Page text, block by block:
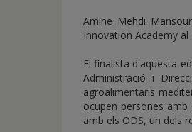
Amine Mehdi
Innovation Academy
El finalista d'aquesta
Administració i
agroalimentaris
ocupen persones
amb els ODS, un dels